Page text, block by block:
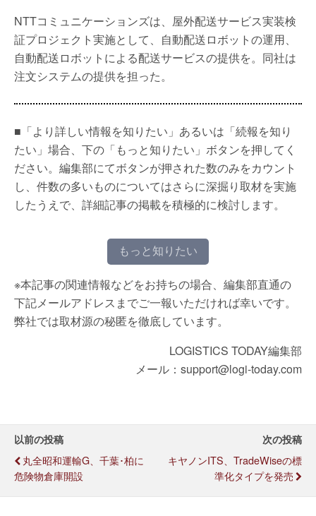
NTTコミュニケーションズは、屋外配送サービス実装検
証プロジェクト実施として、自動配送ロボットの運用、
自動配送ロボットによる配送サービスの提供を。同社は
注文システムの提供を担った。
■「より詳しい情報を知りたい」あるいは「続報を知り
たい」場合、下の「もっと知りたい」ボタンを押してく
ださい。編集部にてボタンが押された数のみをカウント
し、件数の多いものについてはさらに深掘り取材を実施
したうえで、詳細記事の掲載を積極的に検討します。
もっと知りたい
※本記事の関連情報などをお持ちの場合、編集部直通の
下記メールアドレスまでご一報いただければ幸いです。
弊社では取材源の秘匿を徹底しています。
LOGISTICS TODAY編集部
メール：support@logi-today.com
以前の投稿
丸全昭和運輸G、千葉･柏に
危険物倉庫開設
次の投稿
キヤノンITS、TradeWiseの標
準化タイプを発売